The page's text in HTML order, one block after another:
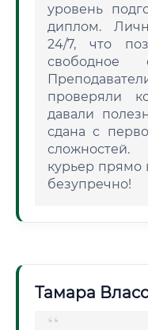
уровень
диплом.
24/7, что
проверяли
давали
сдана с
курьер прямо
безупречно!
Тамара